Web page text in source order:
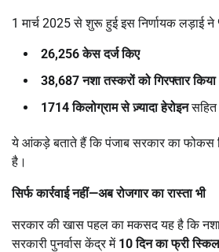
1 मार्च 2025 से शुरू हुई इस निर्णायक
26,256केस दर्ज किए
38,687नशा तस्करों को गिरफ्तार किया
1714किलोग्राम से ज़्यादा हेरोइनसहित
ये आंकड़े बताते हैं कि पंजाब सरकार का फोकस
है।
सिर्फ कार्रवाई नहीं—अब रोजगार का रास्ता भी
सरकार की खास पहल का मकसद यह है कि
सरकारी पुनर्वास केंद्र में 10दिन का फ्री